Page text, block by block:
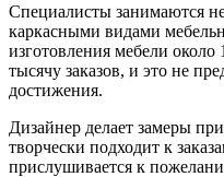
Специалисты занимаются
каркасными видами
изготовления мебели около
тысячу заказов, и это не
достижения.
Дизайнер делает замеры
творчески подходит к
прислушивается к